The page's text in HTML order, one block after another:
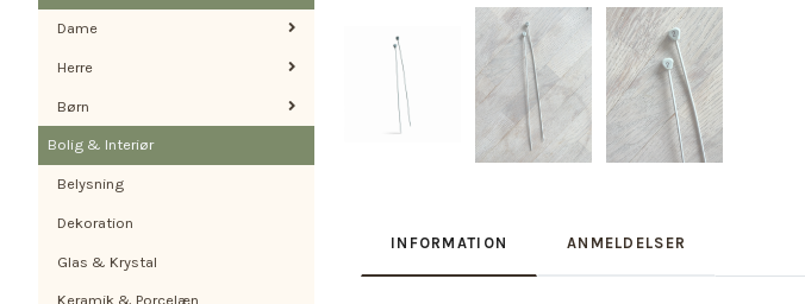
Dame
Herre
Børn
Bolig & Interiør
Belysning
Dekoration
Glas & Krystal
Keramik & Porcelæn
INFORMATION ANMELDELSER